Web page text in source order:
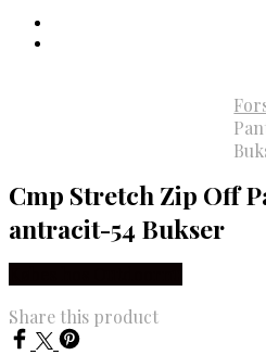
Cmp Stretch Zip Off
antracit-54 Bukser
Share this product